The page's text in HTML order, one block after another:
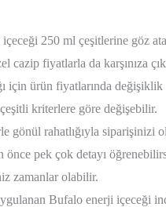
250 ml çeşitlerine göz
cazip fiyatlarla da karşınıza
için ürün fiyatlarında
kriterlere göre değişebilir.
gönül rahatlığıyla siparişinizi
pek çok detayı
zamanlar olabilir.
Bufalo enerji içeceği